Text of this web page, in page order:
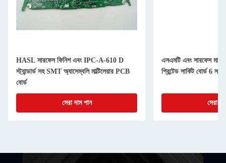
HASL সারফেস ফিনিশ এবং IPC-A-610 D
স্ট্যান্ডার্ড সহ SMT অ্যাসেম্বলি মাল্টিলেয়ার PCB
বোর্ড
সেরা দাম পান
এসএমটি এবং সারফেস মাউন্ট
প্রিন্টেড সার্কিট বোর্ড 6
সেরা